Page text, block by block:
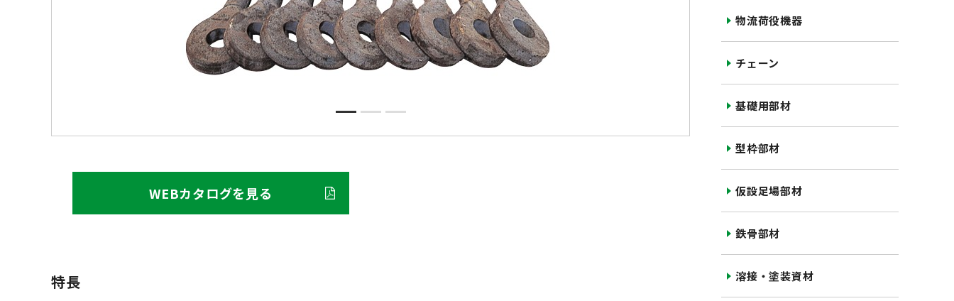
WEBカタログを見る
特長
物流荷役機器
チェーン
基礎用部材
型枠部材
仮設足場部材
鉄骨部材
溶接・塗装資材